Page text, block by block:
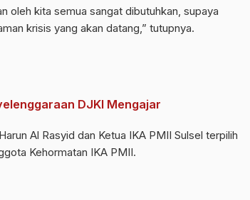
oleh kita semua sangat dibutuhkan, supaya
krisis yang akan datang,” tutupnya.
DJKI Mengajar
Al Rasyid dan Ketua IKA PMII Sulsel terpilih
Kehormatan IKA PMII.